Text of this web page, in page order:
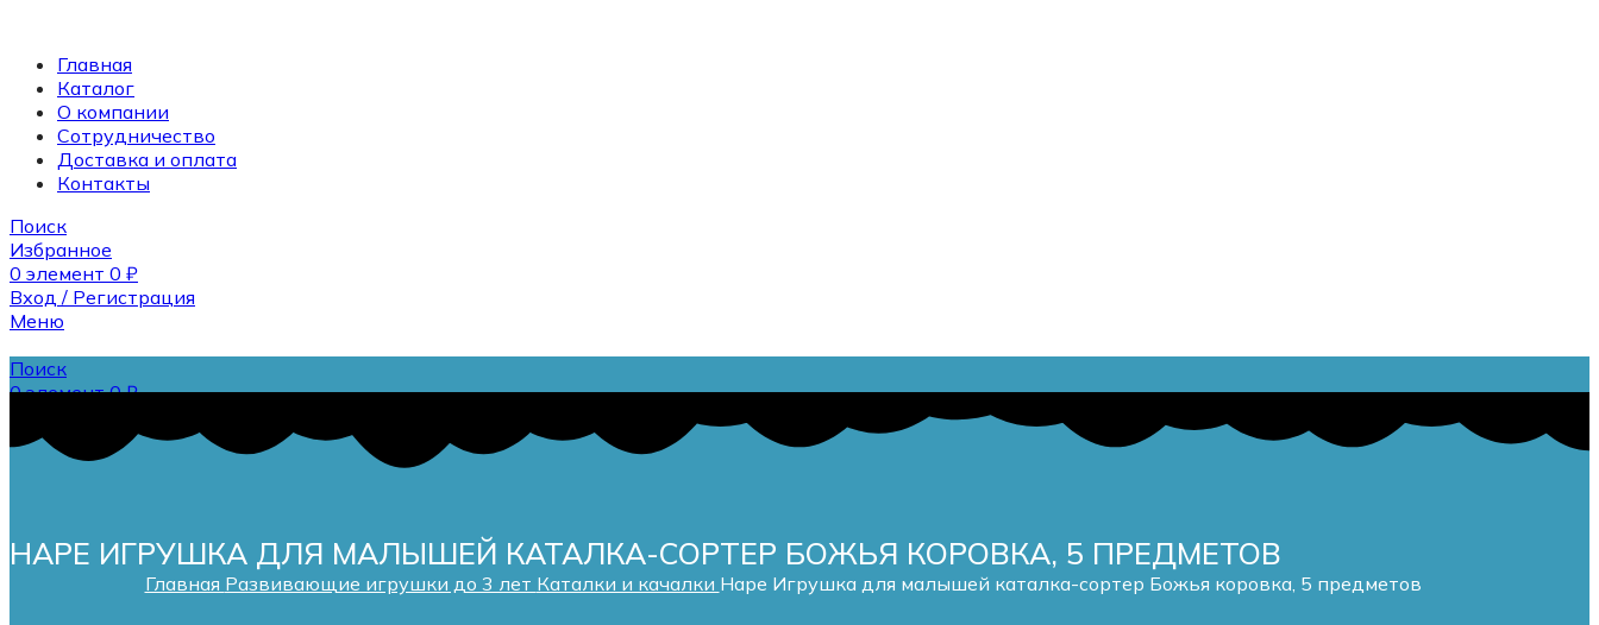
Главная
Каталог
О компании
Сотрудничество
Доставка и оплата
Контакты
Поиск
Избранное
0 элемент 0 ₽
Вход / Регистрация
Меню
Поиск
0элемент 0₽
HAPE ИГРУШКА ДЛЯ МАЛЫШЕЙ КАТАЛКА-СОРТЕР БОЖЬЯ КОРОВКА, 5 ПРЕДМЕТОВ
Главная Развивающие игрушки до 3 лет Каталки и качалки Hape Игрушка для малышей каталка-сортер Божья коровка, 5 предметов